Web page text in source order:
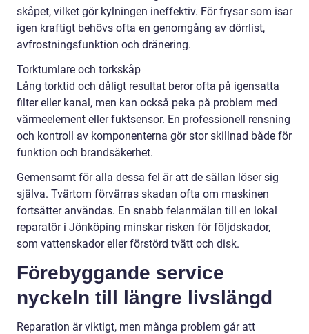
skåpet, vilket gör kylningen ineffektiv. För frysar som isar
igen kraftigt behövs ofta en genomgång av dörrlist,
avfrostningsfunktion och dränering.
Torktumlare och torkskåp
Lång torktid och dåligt resultat beror ofta på igensatta
filter eller kanal, men kan också peka på problem med
värmeelement eller fuktsensor. En professionell rensning
och kontroll av komponenterna gör stor skillnad både för
funktion och brandsäkerhet.
Gemensamt för alla dessa fel är att de sällan löser sig
själva. Tvärtom förvärras skadan ofta om maskinen
fortsätter användas. En snabb felanmälan till en lokal
reparatör i Jönköping minskar risken för följdskador,
som vattenskador eller förstörd tvätt och disk.
Förebyggande service
nyckeln till längre livslängd
Reparation är viktigt, men många problem går att